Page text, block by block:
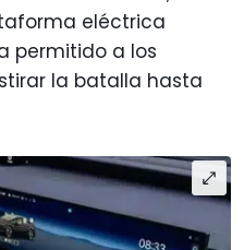
eléctrica
permitido a los
la batalla hasta